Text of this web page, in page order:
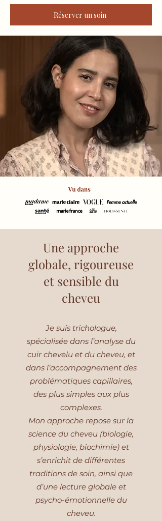
Réserver un soin
Une approche
globale, rigoureuse
et sensible du
cheveu
Je suis trichologue,
spécialisée dans l’analyse du
cuir chevelu et du cheveu, et
dans l’accompagnement des
problématiques capillaires,
des plus simples aux plus
complexes.
Mon approche repose sur la
science du cheveu (biologie,
physiologie, biochimie) et
s’enrichit de différentes
traditions de soin, ainsi que
d’une lecture globale et
psycho-émotionnelle du
cheveu.